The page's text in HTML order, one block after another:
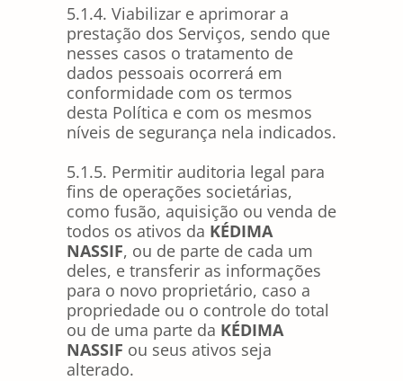
5.1.4. Viabilizar e aprimorar a
prestação dos Serviços, sendo que
nesses casos o tratamento de
dados pessoais ocorrerá em
conformidade com os termos
desta Política e com os mesmos
níveis de segurança nela indicados.
5.1.5. Permitir auditoria legal para
fins de operações societárias,
como fusão, aquisição ou venda de
todos os ativos da KÉDIMA
NASSIF, ou de parte de cada um
deles, e transferir as informações
para o novo proprietário, caso a
propriedade ou o controle do total
ou de uma parte da KÉDIMA
NASSIF ou seus ativos seja
alterado.